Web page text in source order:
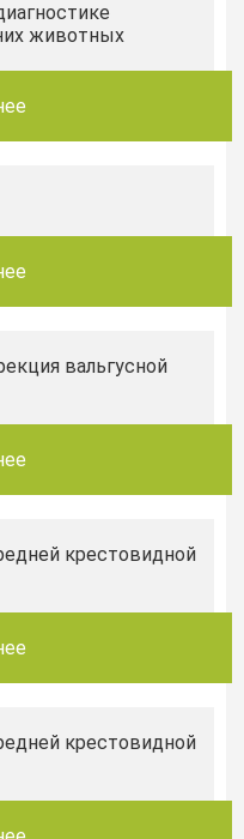
животных
вальгусной
крестовидной
крестовидной